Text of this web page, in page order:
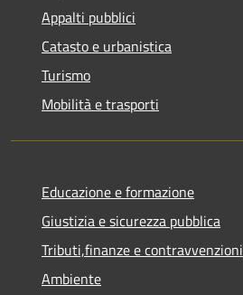
Appalti pubblici
Catasto e urbanistica
Turismo
Mobilità e trasporti
Educazione e formazione
Giustizia e sicurezza pubblica
Tributi,finanze e contravvenzioni
Ambiente